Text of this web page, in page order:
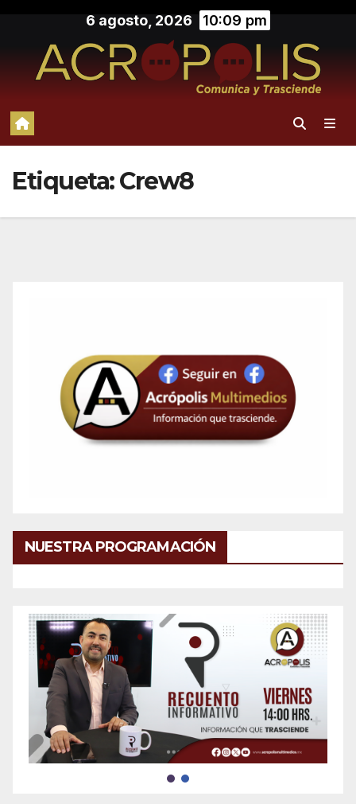
contenido
6 agosto, 2026 10:09 pm
Etiqueta:Crew8
NUESTRA PROGRAMACIÓN